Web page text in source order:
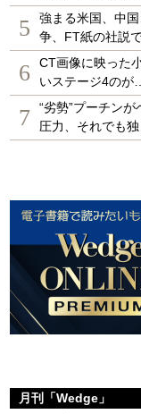
5
強まる米国、中
争、FT紙の社説
6
CT画像に映った
いステージ4のが…
7
“劣勢”プーチン
圧力、それでも独
月刊「Wedge」